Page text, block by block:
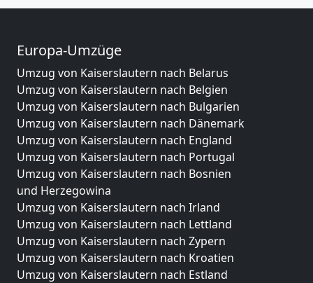
Europa-Umzüge
Umzug von Kaiserslautern nach Belarus
Umzug von Kaiserslautern nach Belgien
Umzug von Kaiserslautern nach Bulgarien
Umzug von Kaiserslautern nach Dänemark
Umzug von Kaiserslautern nach England
Umzug von Kaiserslautern nach Portugal
Umzug von Kaiserslautern nach Bosnien
und Herzegowina
Umzug von Kaiserslautern nach Irland
Umzug von Kaiserslautern nach Lettland
Umzug von Kaiserslautern nach Zypern
Umzug von Kaiserslautern nach Kroatien
Umzug von Kaiserslautern nach Estland